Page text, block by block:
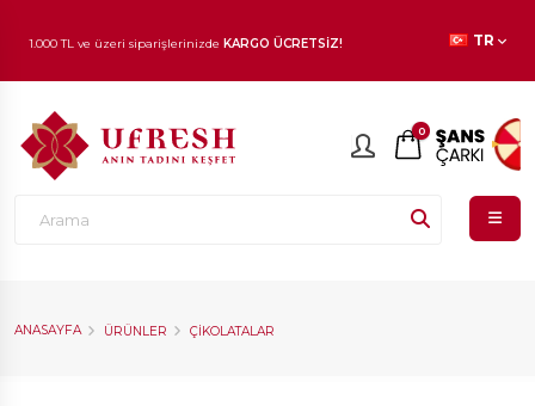
1.000 TL ve üzeri siparişlerinizde KARGO ÜCRETSİZ!
En beğenilen ürünlerdeİNDİRİMfırsatı!
TR
0
ANASAYFA ÜRÜNLER ÇIKOLATALAR